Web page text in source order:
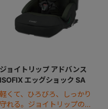
ジョイトリップ アドバンス
ISOFIX エッグショック SA
軽くて、ひろびろ、しっかり
守れる。ジョイトリップの